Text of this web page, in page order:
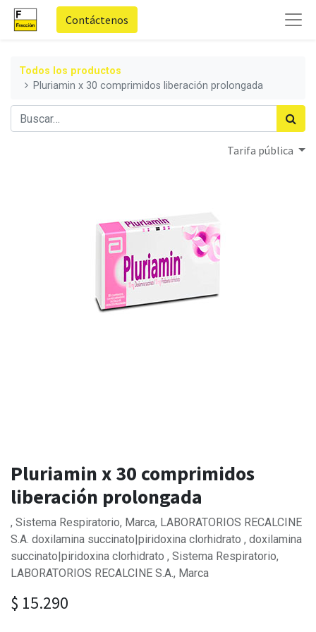
Contáctenos
Todos los productos
Pluriamin x 30 comprimidos liberación prolongada
Tarifa pública
Pluriamin x 30 comprimidos
liberación prolongada
, Sistema Respiratorio, Marca, LABORATORIOS RECALCINE
S.A. doxilamina succinato|piridoxina clorhidrato , doxilamina
succinato|piridoxina clorhidrato , Sistema Respiratorio,
LABORATORIOS RECALCINE S.A., Marca
$ 15.290